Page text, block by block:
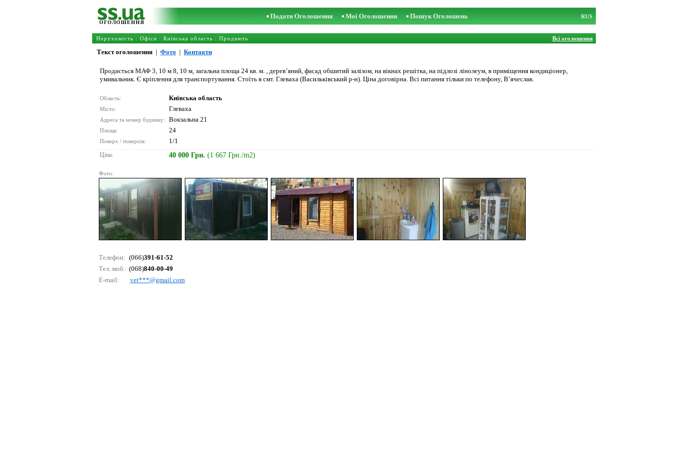
ОГОЛОШЕННЯ
Подати Оголошення Мої Оголошення Пошук Оголошень RUS
Нерухомість : Офіси : Київська область : Продають Всі оголошення
Текст оголошення | Фото | Контакти
Продається МАФ 3, 10 м 8, 10 м, загальна площа 24 кв. м. , дерев’яний, фасад обшитий залізом, на вікнах решітка, на підлозі лінолеум, в приміщення кондиціонер,
умивальник. Є кріплення для транспортування. Стоїть в смт. Глеваха (Васильківський р-н). Ціна договірна. Всі питання тільки по телефону, В’ячеслав.
Область: Київська область
Місто: Глеваха
Адреса та номер будинку: Вокзальна 21
Площа: 24
Поверх / поверхів: 1/1
Ціна: 40 000 Грн. (1 667 Грн./m2)
Фото:
Телефон: (066)391-61-52
Тел. моб.: (068)840-00-49
E-mail:
vеt***@gmаil.соm